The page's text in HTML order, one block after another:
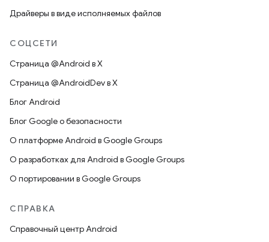
Драйверы в виде исполняемых файлов
СОЦСЕТИ
Страница @Android в X
Страница @AndroidDev в X
Блог Android
Блог Google о безопасности
О платформе Android в Google Groups
О разработках для Android в Google Groups
О портировании в Google Groups
СПРАВКА
Справочный центр Android